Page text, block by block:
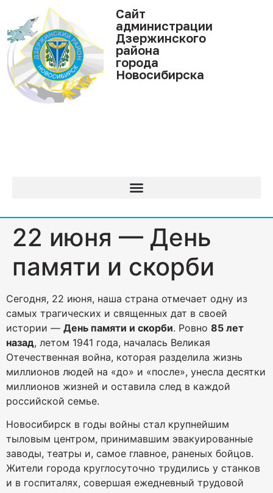
Cайт
администрации
Дзержинского
района
города
Новосибирска
22 июня — День
памяти и скорби
Сегодня, 22 июня, наша страна отмечает одну из
самых трагических и священных дат в своей
истории — День памяти и скорби. Ровно 85 лет
назад, летом 1941 года, началась Великая
Отечественная война, которая разделила жизнь
миллионов людей на «до» и «после», унесла десятки
миллионов жизней и оставила след в каждой
российской семье.
Новосибирск в годы войны стал крупнейшим
тыловым центром, принимавшим эвакуированные
заводы, театры и, самое главное, раненых бойцов.
Жители города круглосуточно трудились у станков
и в госпиталях, совершая ежедневный трудовой